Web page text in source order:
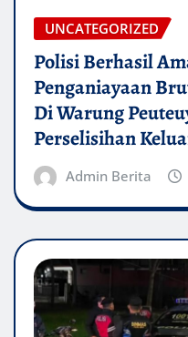
UNCATEGORIZED
Polisi Berhasil
Penganiayaan
Di Warung
Perselisihan
Admin Berita